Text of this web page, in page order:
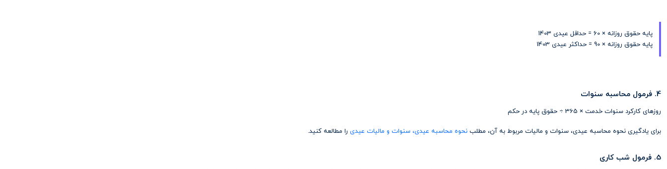
پایه حقوق روزانه × 60 = حداقل عیدی 1403
پایه حقوق روزانه × 90 = حداکثر عیدی 1403
4. فرمول محاسبه سنوات
روزهای کارکرد سنوات خدمت × 365 ÷ حقوق پایه در حکم
برای یادگیری نحوه محاسبه عیدی، سنوات و مالیات مربوط به آن، مطلب نحوه محاسبه عیدی، سنوات و مالیات عیدی را مطالعه کنید.
5. فرمول شب کاری